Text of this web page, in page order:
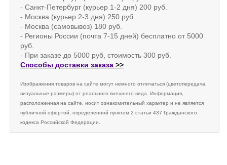
- Санкт-Петербург (курьер 1-2 дня) 200 руб.
- Москва (курьер 2-3 дня) 250 руб
- Москва (самовывоз) 180 руб.
- Регионы России (почта 7-15 дней) бесплатно от 5000
руб.
- При заказе до 5000 руб, стоимость 300 руб.
Способы доставки заказа >>
Изображения товаров на сайте могут немного отличаться (цветопередача,
визуальные размеры) от реального внешнего вида. Информация,
расположенная на сайте, носит ознакомительный характер и не является
публичной офертой, определенной пунктом 2 статьи 437 Гражданского
кодекса Российской Федерации.